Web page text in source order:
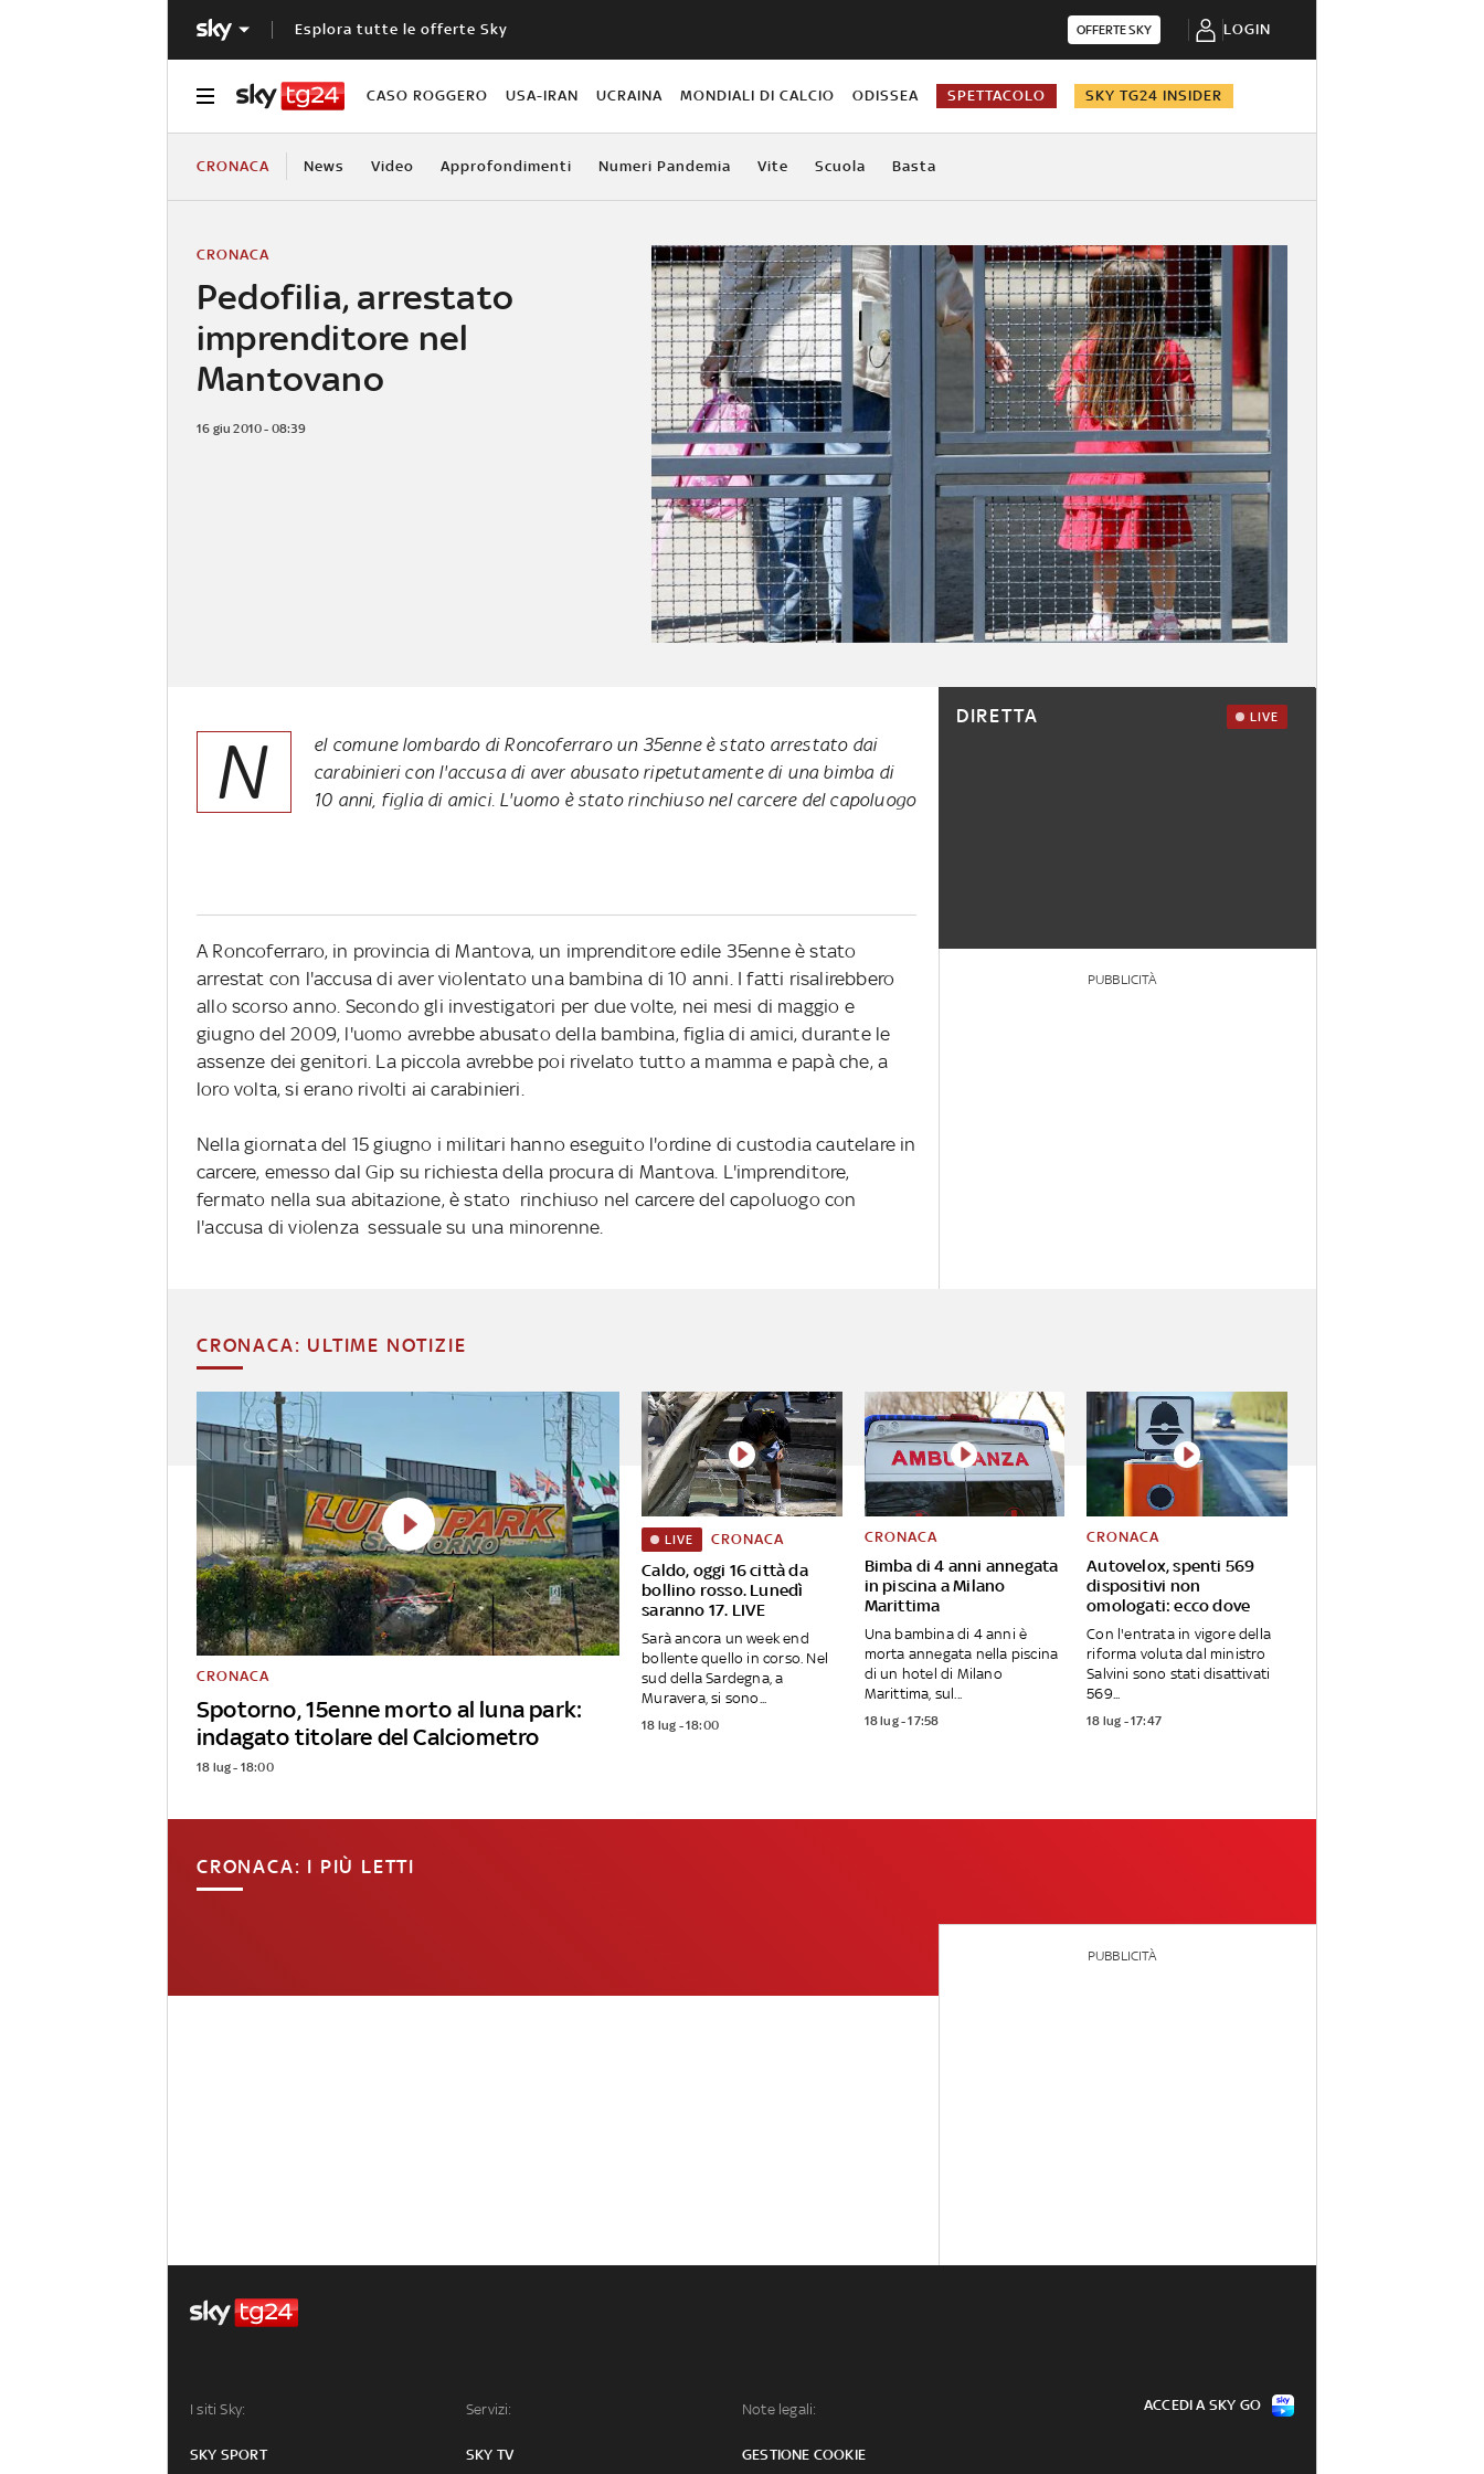
Esplora tutte le offerte Sky OFFERTE SKY LOGIN
CASO ROGGERO USA-IRAN UCRAINA MONDIALI DI CALCIO ODISSEA SPETTACOLO SKY TG24 INSIDER
CRONACA News Video Approfondimenti Numeri Pandemia Vite Scuola Basta
Pedofilia, arrestato
imprenditore nel
Mantovano
CRONACA
16 giu 2010 - 08:39
N
el comune lombardo di Roncoferraro un 35enne è stato arrestato dai
carabinieri con l'accusa di aver abusato ripetutamente di una bimba di
10 anni, figlia di amici. L'uomo è stato rinchiuso nel carcere del capoluogo
A Roncoferraro, in provincia di Mantova, un imprenditore edile 35enne è stato
arrestat con l'accusa di aver violentato una bambina di 10 anni. I fatti risalirebbero
allo scorso anno. Secondo gli investigatori per due volte, nei mesi di maggio e
giugno del 2009, l'uomo avrebbe abusato della bambina, figlia di amici, durante le
assenze dei genitori. La piccola avrebbe poi rivelato tutto a mamma e papà che, a
loro volta, si erano rivolti ai carabinieri.
Nella giornata del 15 giugno i militari hanno eseguito l'ordine di custodia cautelare in
carcere, emesso dal Gip su richiesta della procura di Mantova. L'imprenditore,
fermato nella sua abitazione, è stato rinchiuso nel carcere del capoluogo con
l'accusa di violenza sessuale su una minorenne.
DIRETTA LIVE
PUBBLICITÀ
CRONACA: ULTIME NOTIZIE
Spotorno, 15enne morto al luna park:
indagato titolare del Calciometro
CRONACA
18 lug - 18:00
Caldo, oggi 16 città da
bollino rosso. Lunedì
saranno 17. LIVE
LIVE CRONACA
Sarà ancora un week end
bollente quello in corso. Nel
sud della Sardegna, a
Muravera, si sono...
18 lug - 18:00
Bimba di 4 anni annegata
in piscina a Milano
Marittima
CRONACA
Una bambina di 4 anni è
morta annegata nella piscina
di un hotel di Milano
Marittima, sul...
18 lug - 17:58
Autovelox, spenti 569
dispositivi non
omologati: ecco dove
CRONACA
Con l'entrata in vigore della
riforma voluta dal ministro
Salvini sono stati disattivati
569...
18 lug - 17:47
CRONACA: I PIÙ LETTI
PUBBLICITÀ
I siti Sky:
SKY SPORT
Servizi:
SKY TV
Note legali:
GESTIONE COOKIE
ACCEDI A SKY GO